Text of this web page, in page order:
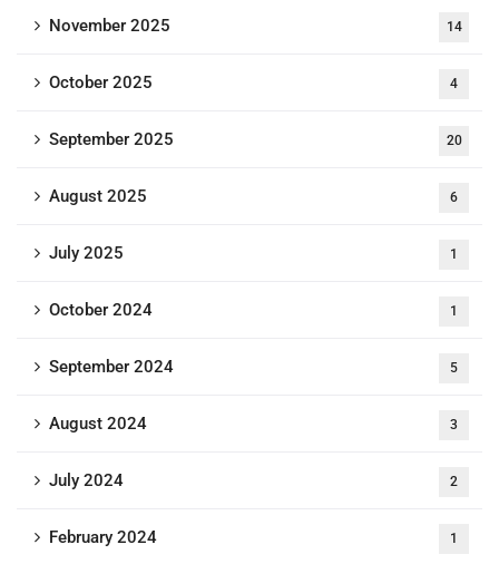
November 2025 14
October 2025 4
September 2025 20
August 2025 6
July 2025 1
October 2024 1
September 2024 5
August 2024 3
July 2024 2
February 2024 1